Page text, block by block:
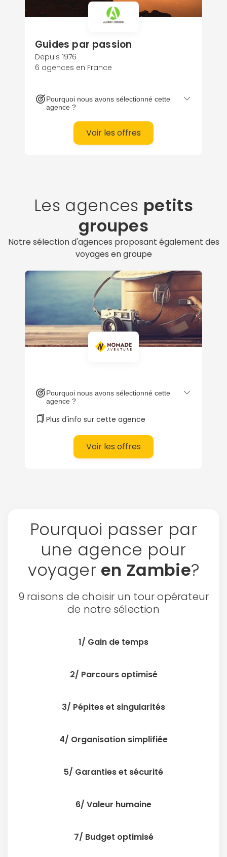
Guides par passion
Depuis 1976
6 agences en France
Pourquoi nous avons sélectionné cette
agence ?
Voir les offres
Les agences petits
groupes
Notre sélection d'agences proposant également des
voyages en groupe
Pourquoi nous avons sélectionné cette
agence ?
Plus d'info sur cette agence
Voir les offres
Pourquoi passer par
une agence pour
voyager en Zambie?
9 raisons de choisir un tour opérateur
de notre sélection
1/ Gain de temps
2/ Parcours optimisé
3/ Pépites et singularités
4/ Organisation simplifiée
5/ Garanties et sécurité
6/ Valeur humaine
7/ Budget optimisé
Continuer avec Apple